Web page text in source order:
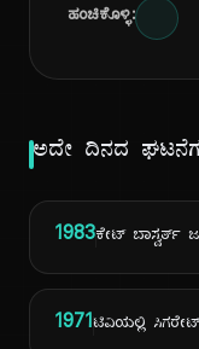
ಹಂಚಿಕೊಳ್ಳಿ:
ಅದೇ ದಿನದ
1983ಕೇಟ್ ಬಾಸ್ವರ್ತ್
1971ಟಿವಿಯಲ್ಲಿ